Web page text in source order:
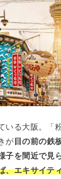
いる大阪。「
が目の前の鉄
子を間近で見
、エキサイテ